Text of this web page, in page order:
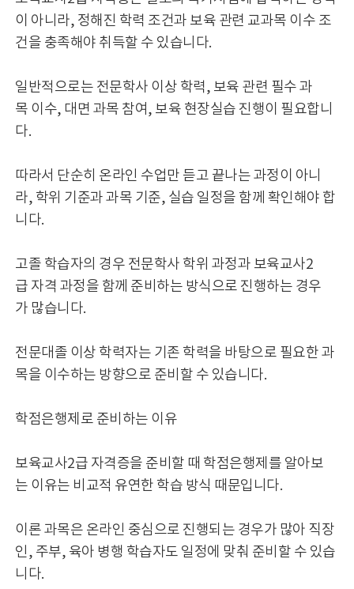
이 아니라, 정해진 학력 조건과 보육 관련 교과목 이수 조
건을 충족해야 취득할 수 있습니다.
일반적으로는 전문학사 이상 학력, 보육 관련 필수 과
목 이수, 대면 과목 참여, 보육 현장실습 진행이 필요합니
다.
따라서 단순히 온라인 수업만 듣고 끝나는 과정이 아니
라, 학위 기준과 과목 기준, 실습 일정을 함께 확인해야 합
니다.
고졸 학습자의 경우 전문학사 학위 과정과 보육교사2
급 자격 과정을 함께 준비하는 방식으로 진행하는 경우
가 많습니다.
전문대졸 이상 학력자는 기존 학력을 바탕으로 필요한 과
목을 이수하는 방향으로 준비할 수 있습니다.
학점은행제로 준비하는 이유
보육교사2급 자격증을 준비할 때 학점은행제를 알아보
는 이유는 비교적 유연한 학습 방식 때문입니다.
이론 과목은 온라인 중심으로 진행되는 경우가 많아 직장
인, 주부, 육아 병행 학습자도 일정에 맞춰 준비할 수 있습
니다.